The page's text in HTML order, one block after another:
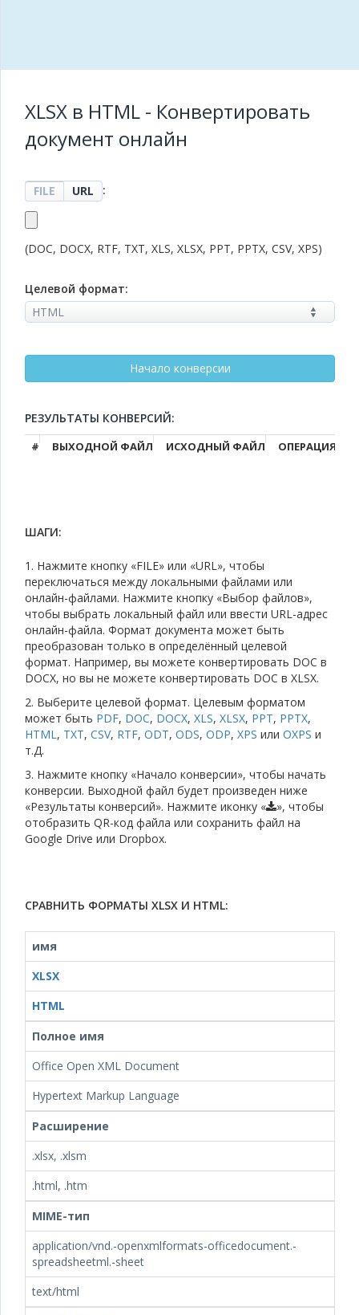
XLSX в HTML - Конвертировать
документ онлайн
FILE URL :
(DOC, DOCX, RTF, TXT, XLS, XLSX, PPT, PPTX, CSV, XPS)
Целевой формат:
РЕЗУЛЬТАТЫ КОНВЕРСИЙ:
# ВЫХОДНОЙ ФАЙЛ ИСХОДНЫЙ ФАЙЛ ОПЕРАЦИЯ
ШАГИ:
1. Нажмите кнопку «FILE» или «URL», чтобы
переключаться между локальными файлами или
онлайн-файлами. Нажмите кнопку «Выбор файлов»,
чтобы выбрать локальный файл или ввести URL-адрес
онлайн-файла. Формат документа может быть
преобразован только в определённый целевой
формат. Например, вы можете конвертировать DOC в
DOCX, но вы не можете конвертировать DOC в XLSX.
2. Выберите целевой формат. Целевым форматом
может быть PDF, DOC, DOCX, XLS, XLSX, PPT, PPTX,
HTML, TXT, CSV, RTF, ODT, ODS, ODP, XPS или OXPS и
т.Д.
3. Нажмите кнопку «Начало конверсии», чтобы начать
конверсии. Выходной файл будет произведен ниже
«Результаты конверсий». Нажмите иконку «
», чтобы
отобразить QR-код файла или сохранить файл на
Google Drive или Dropbox.
СРАВНИТЬ ФОРМАТЫ XLSX И HTML:
имя
XLSX
HTML
Полное имя
Office Open XML Document
Hypertext Markup Language
Расширение
.xlsx, .xlsm
.html, .htm
MIME-тип
application/vnd.-openxmlformats-officedocument.-
spreadsheetml.-sheet
text/html